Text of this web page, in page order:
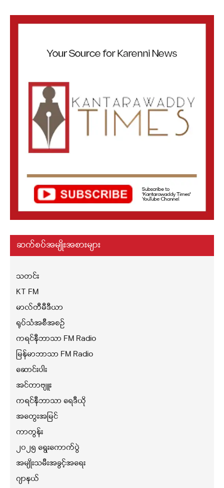
ဆက်စပ်အမျိုးအစားများ
သတင်း
KT FM
မာလ်တီမီဒီယာ
ရုပ်သံအစီအစဉ်
ကရင်နီဘာသာ FM Radio
မြန်မာဘာသာ FM Radio
ဆောင်းပါး
အင်တာဗျူး
ကရင်နီဘာသာ ရေဒီယို
အတွေးအမြင်
ကာတွန်း
၂၀၂၅ ရွေးကောက်ပွဲ
အမျိုးသမီးအခွင့်အရေး
ဂျာနယ်